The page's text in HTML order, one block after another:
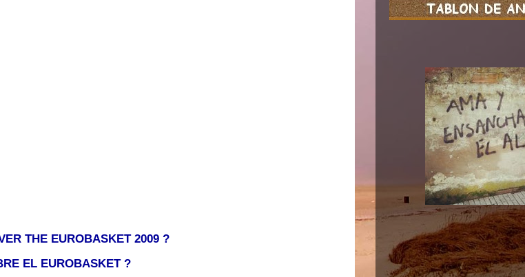
THE EUROBASKET 2009 ?
EL EUROBASKET ?